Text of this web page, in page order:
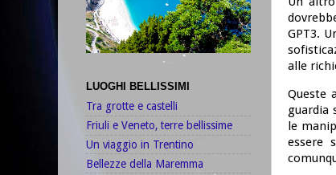
GPT3.
alle
Queste
guardia
le
essere
LUOGHI BELLISSIMI
Tra grotte e castelli
Friuli e Veneto, terre bellissime
Un viaggio in Trentino
Bellezze della Maremma